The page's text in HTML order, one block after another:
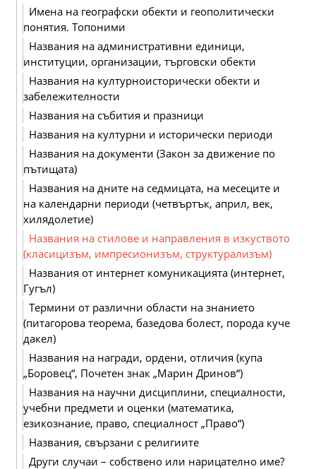
Имена на географски обекти и геополитически
понятия. Топоними
Названия на административни единици,
институции, организации, търговски обекти
Названия на културноисторически обекти и
забележителности
Названия на събития и празници
Названия на културни и исторически периоди
Названия на документи (Закон за движение по
пътищата)
Названия на дните на седмицата, на месеците и
на календарни периоди (четвъртък, април, век,
хилядолетие)
Названия на стилове и направления в изкуството
(класицизъм, импресионизъм, структурализъм)
Названия от интернет комуникацията (интернет,
Гугъл)
Термини от различни области на знанието
(питагорова теорема, базедова болест, порода куче
дакел)
Названия на награди, ордени, отличия (купа
„Боровец“, Почетен знак „Марин Дринов“)
Названия на научни дисциплини, специалности,
учебни предмети и оценки (математика,
езикознание, право, специалност „Право“)
Названия, свързани с религиите
Други случаи – собствено или нарицателно име?